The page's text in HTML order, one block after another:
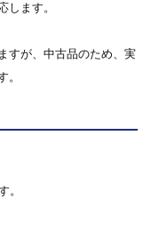
します。
すが、中古品のため、実
。
。